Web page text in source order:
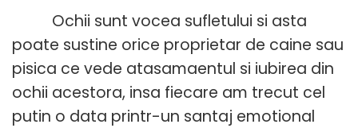
Ochii sunt vocea sufletului si asta
poate sustine orice proprietar de caine sau
pisica ce vede atasamaentul si iubirea din
ochii acestora, insa fiecare am trecut cel
putin o data printr-un santaj emotional